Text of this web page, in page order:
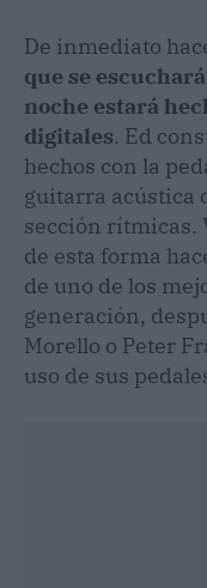
De inmediato
que se
noche estará
digitales. Ed
hechos con la
guitarra acústica
sección rítmicas.
de esta forma
de uno de los
generación,
Morello o Peter
uso de sus